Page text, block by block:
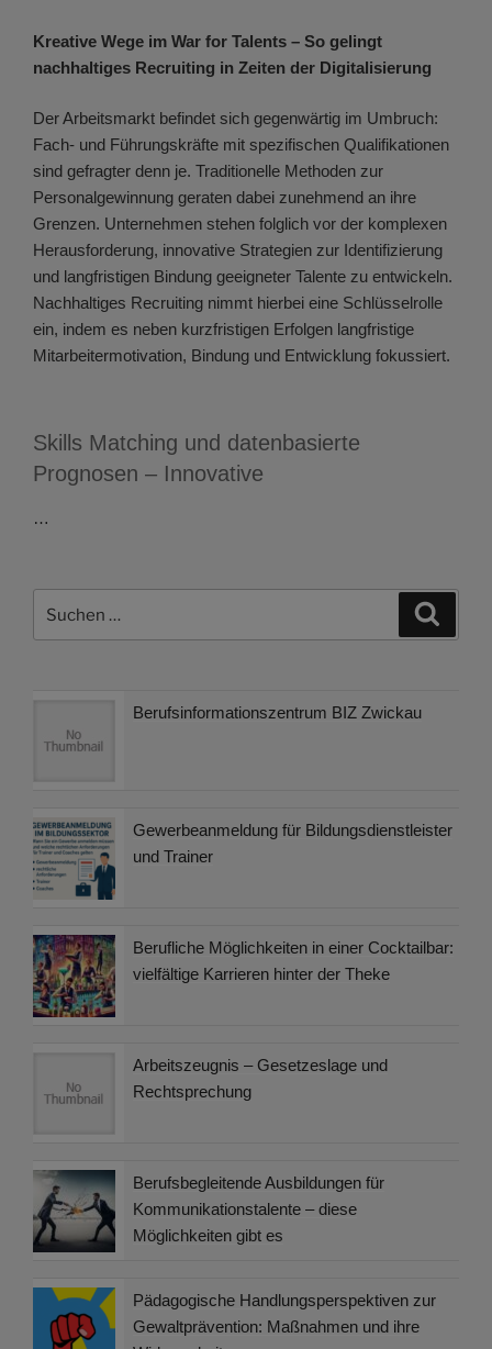
Kreative Wege im War for Talents – So gelingt
nachhaltiges Recruiting in Zeiten der Digitalisierung
Der Arbeitsmarkt befindet sich gegenwärtig im Umbruch:
Fach- und Führungskräfte mit spezifischen Qualifikationen
sind gefragter denn je. Traditionelle Methoden zur
Personalgewinnung geraten dabei zunehmend an ihre
Grenzen. Unternehmen stehen folglich vor der komplexen
Herausforderung, innovative Strategien zur Identifizierung
und langfristigen Bindung geeigneter Talente zu entwickeln.
Nachhaltiges Recruiting nimmt hierbei eine Schlüsselrolle
ein, indem es neben kurzfristigen Erfolgen langfristige
Mitarbeitermotivation, Bindung und Entwicklung fokussiert.
Skills Matching und datenbasierte
Prognosen – Innovative
…
nach:
Berufsinformationszentrum BIZ Zwickau
Gewerbeanmeldung für Bildungsdienstleister
und Trainer
Berufliche Möglichkeiten in einer Cocktailbar:
vielfältige Karrieren hinter der Theke
Arbeitszeugnis – Gesetzeslage und
Rechtsprechung
Berufsbegleitende Ausbildungen für
Kommunikationstalente – diese
Möglichkeiten gibt es
Pädagogische Handlungsperspektiven zur
Gewaltprävention: Maßnahmen und ihre